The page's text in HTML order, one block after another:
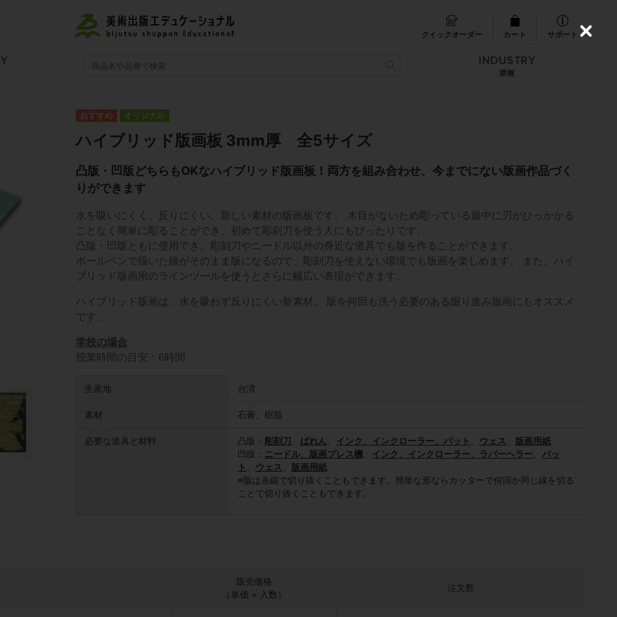
クイックオーダー カート サポート
INDUSTRY
業種
オリジナル
ハイブリッド版画板 3mm厚 全5サイズ
凸版・凹版どちらもOKなハイブリッド版画板！両方を組み合わせ、今までにない版画作品づく
りができます
水を吸いにくく、反りにくい、新しい素材の版画板です。 木目がないため彫っている最中に刃がひっかかる
ことなく簡単に彫ることができ、初めて彫刻刀を使う人にもぴったりです。
凸版・凹版ともに使用でき、彫刻刀やニードル以外の身近な道具でも版を作ることができます。
ボールペンで描いた線がそのまま版になるので、彫刻刀を使えない環境でも版画を楽しめます。 また、ハイ
ブリッド版画用のラインツールを使うとさらに幅広い表現ができます。
ハイブリッド版画は、水を吸わず反りにくい新素材。 版を何回も洗う必要のある掘り進み版画にもオススメ
です。
学校の場合
授業時間の目安：6時間
生産地 台湾
素材 石膏、樹脂
必要な道具と材料 凸版： 彫刻刀 ばれん インク、インクローラー、 バット ウェス
版画用紙
凹版： ニードル、 版画プレス機 インク、インクローラー、 ラバーヘラー
バッ
ト
ウェス
版画用紙
※版は糸鋸で切り抜くこともできます。簡単な形ならカッターで何回か同じ線を切る
ことで切り抜くこともできます。
販売価格
（単価 × 入数）
注文数
C